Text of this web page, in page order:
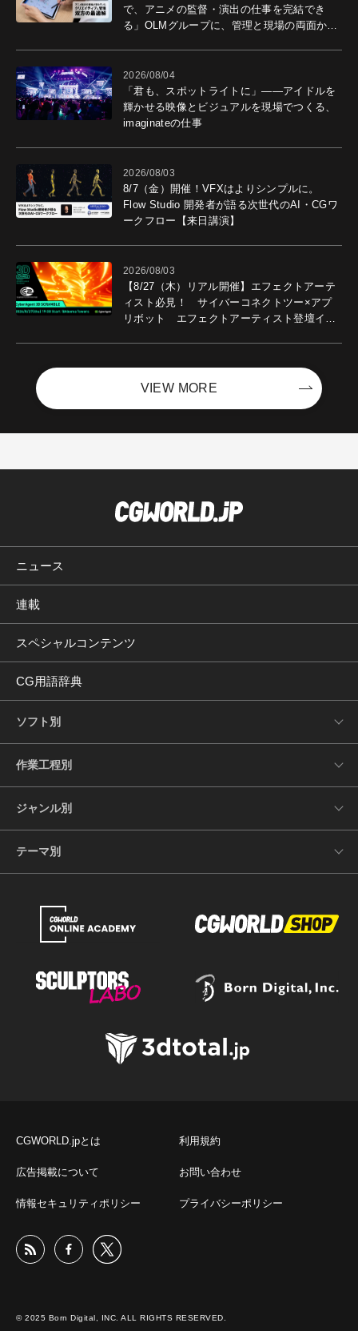
で、アニメの監督・演出の仕事を完結でき
る」OLMグループに、管理と現場の両面から
2026/08/04
「君も、スポットライトに」――アイドルを
輝かせる映像とビジュアルを現場でつくる、
imaginateの仕事
2026/08/03
8/7（金）開催！VFXはよりシンプルに。
Flow Studio 開発者が語る次世代のAI・CGワ
ークフロー【来日講演】
2026/08/03
【8/27（木）リアル開催】エフェクトアーテ
ィスト必見！ サイバーコネクトツー×アプ
リボット エフェクトアーティスト登壇イベ
VIEW MORE
ニュース
連載
スペシャルコンテンツ
CG用語辞典
ソフト別
作業工程別
ジャンル別
テーマ別
CGWORLD.jpとは 利用規約
広告掲載について お問い合わせ
情報セキュリティポリシー プライバシーポリシー
© 2025 Born Digital, INC. ALL RIGHTS RESERVED.